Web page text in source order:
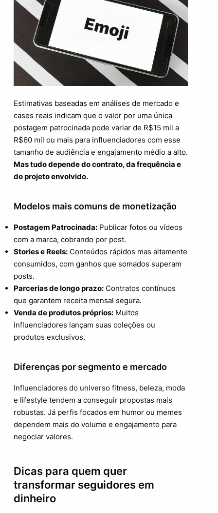
Estimativas baseadas em análises de mercado e
cases reais indicam que o valor por uma única
postagem patrocinada pode variar de R$15 mil a
R$60 mil ou mais para influenciadores com esse
tamanho de audiência e engajamento médio a alto.
Mas tudo depende do contrato, da frequência e
do projeto envolvido.
Modelos mais comuns de monetização
Postagem Patrocinada: Publicar fotos ou vídeos
com a marca, cobrando por post.
Stories e Reels: Conteúdos rápidos mas altamente
consumidos, com ganhos que somados superam
posts.
Parcerias de longo prazo: Contratos contínuos
que garantem receita mensal segura.
Venda de produtos próprios: Muitos
influenciadores lançam suas coleções ou
produtos exclusivos.
Diferenças por segmento e mercado
Influenciadores do universo fitness, beleza, moda
e lifestyle tendem a conseguir propostas mais
robustas. Já perfis focados em humor ou memes
dependem mais do volume e engajamento para
negociar valores.
Dicas para quem quer
transformar seguidores em
dinheiro